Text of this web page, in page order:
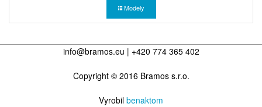
Modely
info@bramos.eu | +420 774 365 402
Copyright © 2016 Bramos s.r.o.
Vyrobil benaktom